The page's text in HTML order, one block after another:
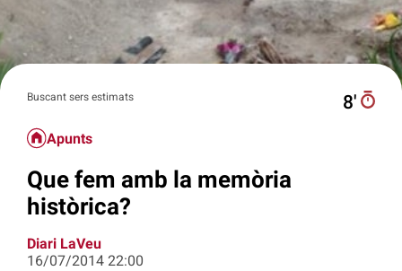
Buscant sers estimats 8′
Apunts
Que fem amb la memòria
històrica?
Diari LaVeu
16/07/2014 22:00